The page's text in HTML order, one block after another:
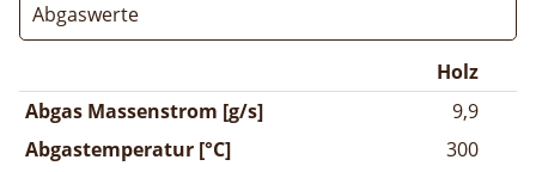
Abgaswerte
Holz
Abgas Massenstrom [g/s]
9,9
Abgastemperatur [°C]
300